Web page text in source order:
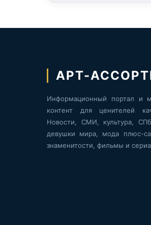
АРТ-
Информационный портал и
контент для ценителей
Новости, СМИ, культура,
девушки мира, мода плюс-
знаменитости, фильмы и